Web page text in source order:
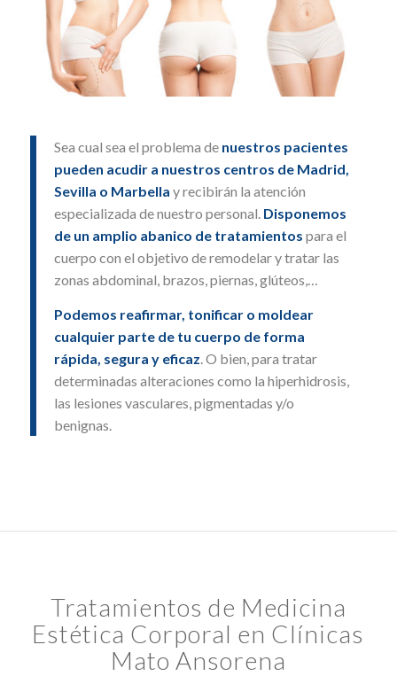
Sea cual sea el problema de nuestros pacientes
pueden acudir a nuestros centros de Madrid,
Sevilla o Marbella y recibirán la atención
especializada de nuestro personal. Disponemos
de un amplio abanico de tratamientos para el
cuerpo con el objetivo de remodelar y tratar las
zonas abdominal, brazos, piernas, glúteos,…
Podemos reafirmar, tonificar o moldear
cualquier parte de tu cuerpo de forma
rápida, segura y eficaz . O bien, para tratar
determinadas alteraciones como la hiperhidrosis,
las lesiones vasculares, pigmentadas y/o
benignas.
Tratamientos de Medicina
Estética Corporal en Clínicas
Mato Ansorena